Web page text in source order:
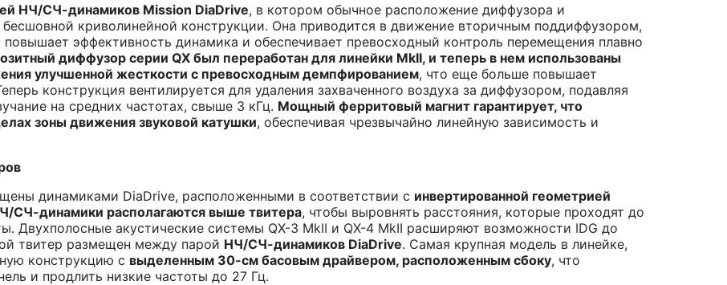
НЧ/СЧ-динамиков Mission DiaDrive, в котором обычное расположение диффузора и
криволинейной конструкции. Она приводится в движение вторичным поддиффузором,
эффективность динамика и обеспечивает превосходный контроль перемещения плавно
диффузор серии QX был переработан для линейки MkII, и теперь в нем использованы
улучшенной жесткости с превосходным демпфированием, что еще больше повышает
конструкция вентилируется для удаления захваченного воздуха за диффузором, подавляя
на средних частотах, свыше 3 кГц. Мощный ферритовый магнит гарантирует, что
зоны движения звуковой катушки, обеспечивая чрезвычайно линейную зависимость и
динамиками DiaDrive, расположенными в соответствии с инвертированной геометрией
СЧ-динамики располагаются выше твитера, чтобы выровнять расстояния, которые проходят до
Двухполосные акустические системы QX-3 MkII и QX-4 MkII расширяют возможности IDG до
твитер размещен между парой НЧ/СЧ-динамиков DiaDrive. Самая крупная модель в линейке,
конструкцию с выделенным 30-см басовым драйвером, расположенным сбоку, что
и продлить низкие частоты до 27 Гц.